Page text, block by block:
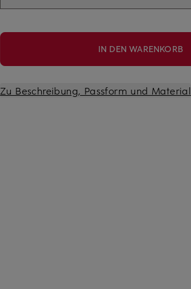
IN DEN WARENKORB
Zu Beschreibung, Passform und Material